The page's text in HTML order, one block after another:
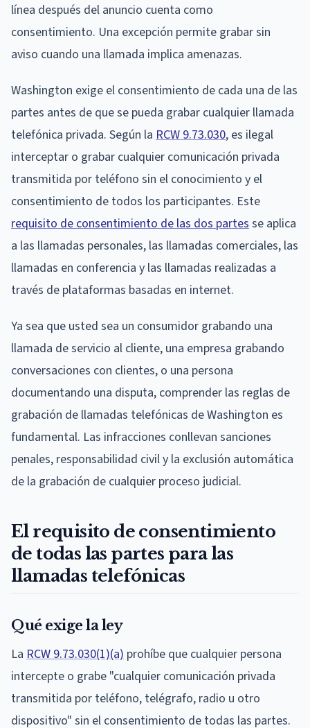
línea después del anuncio cuenta como
consentimiento. Una excepción permite grabar sin
aviso cuando una llamada implica amenazas.
Washington exige el consentimiento de cada una de las
partes antes de que se pueda grabar cualquier llamada
telefónica privada. Según la RCW 9.73.030, es ilegal
interceptar o grabar cualquier comunicación privada
transmitida por teléfono sin el conocimiento y el
consentimiento de todos los participantes. Este
requisito de consentimiento de las dos partes se aplica
a las llamadas personales, las llamadas comerciales, las
llamadas en conferencia y las llamadas realizadas a
través de plataformas basadas en internet.
Ya sea que usted sea un consumidor grabando una
llamada de servicio al cliente, una empresa grabando
conversaciones con clientes, o una persona
documentando una disputa, comprender las reglas de
grabación de llamadas telefónicas de Washington es
fundamental. Las infracciones conllevan sanciones
penales, responsabilidad civil y la exclusión automática
de la grabación de cualquier proceso judicial.
El requisito de consentimiento
de todas las partes para las
llamadas telefónicas
Qué exige la ley
La RCW 9.73.030(1)(a) prohíbe que cualquier persona
intercepte o grabe "cualquier comunicación privada
transmitida por teléfono, telégrafo, radio u otro
dispositivo" sin el consentimiento de todas las partes.